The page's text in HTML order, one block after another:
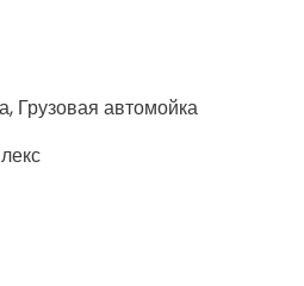
Грузовая автомойка